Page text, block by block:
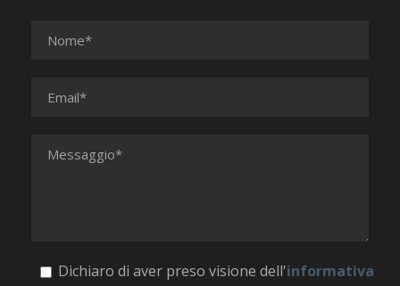
Dichiaro di aver preso visione dell'informativa